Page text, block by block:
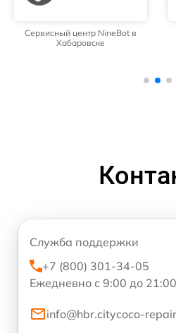
Сервисный центр NineBot в
Хабаровске
Служба поддержки
+7 (800) 301-34-05
Ежедневно с 9:00 до 21:00
info@hbr.citycoco-